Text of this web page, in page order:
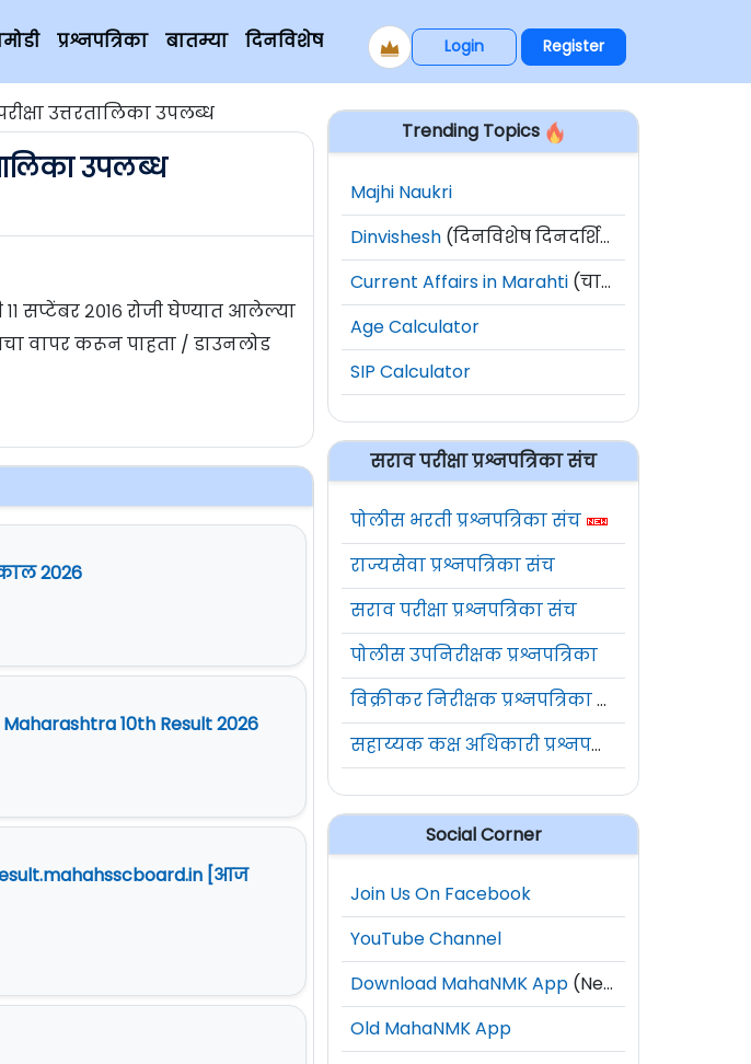
प्रश्नपत्रिका बातम्या दिनविशेष Login Register
उत्तरतालिका उपलब्ध
उपलब्ध
सप्टेंबर २०१६ रोजी घेण्यात आलेल्या
वापर करून पाहता / डाउनलोड
2026
Maharashtra 10th Result 2026
[आज
Trending Topics
Majhi Naukri
Dinvishesh (दिनविशेष दिनदर्शिका)
Current Affairs in Marahti (चालू घडामोडी)
Age Calculator
SIP Calculator
सराव परीक्षा प्रश्नपत्रिका संच
पोलीस भरती प्रश्नपत्रिका संच
राज्यसेवा प्रश्नपत्रिका संच
सराव परीक्षा प्रश्नपत्रिका संच
पोलीस उपनिरीक्षक प्रश्नपत्रिका
विक्रीकर निरीक्षक प्रश्नपत्रिका संच
सहाय्यक कक्ष अधिकारी प्रश्नपत्रिका संच
Social Corner
Join Us On Facebook
YouTube Channel
Download MahaNMK App (New)
Old MahaNMK App